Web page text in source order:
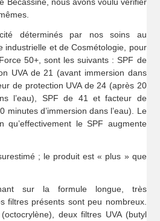
déterminés par nos soins au
industrielle et de Cosmétologie, pour
50+, sont les suivants : SPF de
UVA de 21 (avant immersion dans
de protection UVA de 24 (après 20
l’eau), SPF de 41 et facteur de
minutes d’immersion dans l’eau). Le
qu’effectivement le SPF augmente
; le produit est « plus » que
sur la formule longue, très
filtres présents sont peu nombreux.
deux filtres UVA (butyl